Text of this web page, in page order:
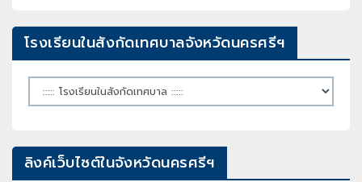
โรงเรียนในสังกัดเทศบาลจังหวัดนครศรีฯ
ลิงค์เว็บไซต์ในจังหวัดนครศรีฯ